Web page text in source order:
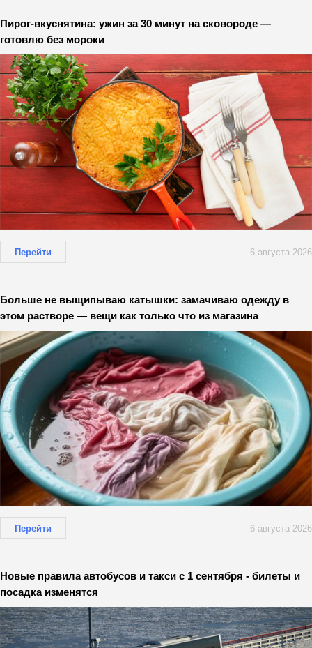
Пирог-вкуснятина: ужин за 30 минут на сковороде —
готовлю без мороки
Перейти 6 августа 2026
Больше не выщипываю катышки: замачиваю одежду в
этом растворе — вещи как только что из магазина
Перейти 6 августа 2026
Новые правила автобусов и такси с 1 сентября - билеты и
посадка изменятся